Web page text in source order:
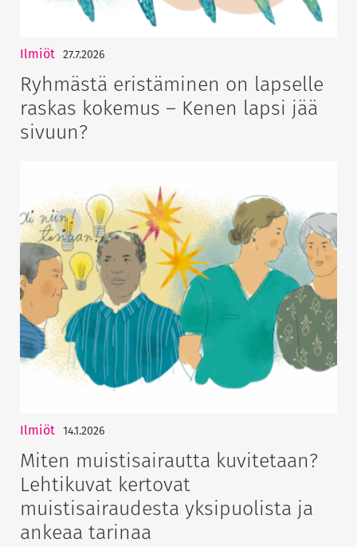
Ilmiöt 27.7.2026
Ryhmästä eristäminen on lapselle
raskas kokemus – Kenen lapsi jää
sivuun?
Ilmiöt 14.1.2026
Miten muistisairautta kuvitetaan?
Lehtikuvat kertovat
muistisairaudesta yksipuolista ja
ankeaa tarinaa